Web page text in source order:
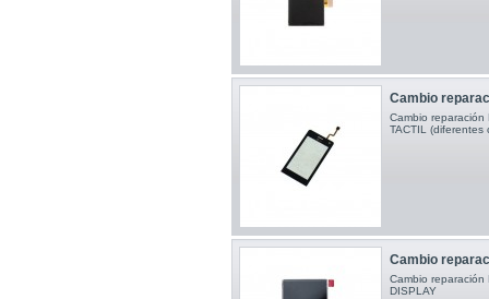
Cambio
Cambio reparación
TACTIL (diferentes
Cambio
Cambio reparación
DISPLAY